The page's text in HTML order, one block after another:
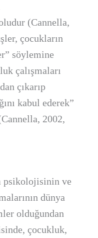
(Cannella,
çocukların
söylemine
çalışmaları
çıkarıp
kabul ederek”
2002,
psikolojisinin ve
dünya
olduğundan
çocukluk,